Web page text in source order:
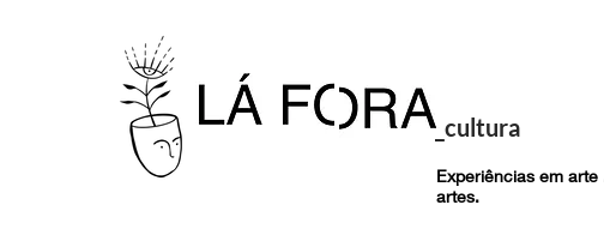
_cultura
Experiências em
artes.